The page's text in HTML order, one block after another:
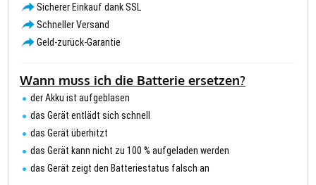
Sicherer Einkauf dank SSL
Schneller Versand
Geld-zurück-Garantie
Wann muss ich die Batterie ersetzen?
der Akku ist aufgeblasen
das Gerät entlädt sich schnell
das Gerät überhitzt
das Gerät kann nicht zu 100 % aufgeladen werden
das Gerät zeigt den Batteriestatus falsch an